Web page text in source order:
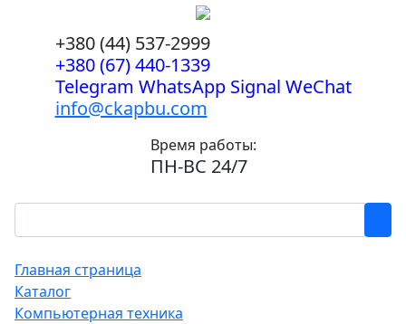
+380 (44) 537-2999
+380 (67) 440-1339
Telegram WhatsApp Signal WeChat
info@ckapbu.com
Время работы:
ПН-ВС 24/7
Главная страница
Каталог
Компьютерная техника